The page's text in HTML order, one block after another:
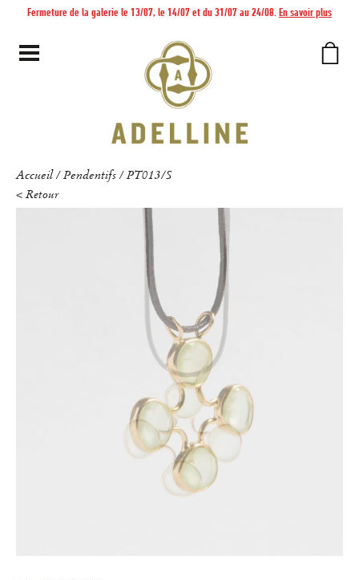
Fermeture de la galerie le 13/07, le 14/07 et du 31/07 au 24/08. En savoir plus
Accueil/Pendentifs /PT013/S
< Retour